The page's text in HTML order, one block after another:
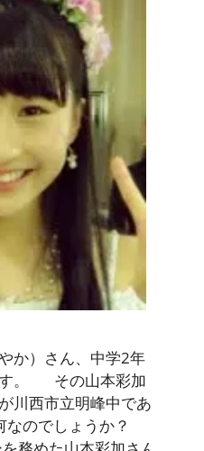
か）さん、中学2年
す。 その山本彩加
川西市立明峰中であ
なのでしょうか？